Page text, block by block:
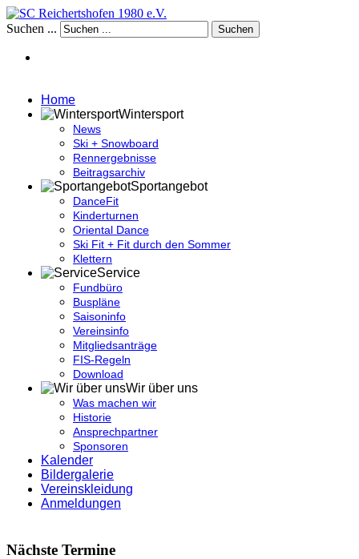
Suchen ... Suchen
Home
Wintersport
News
Ski + Snowboard
Rennergebnisse
Beitragsarchiv
Sportangebot
DanceFit
Kinderturnen
Oriental Dance
Ski Fit + Fit durch den Sommer
Klettern
Service
Fundbüro
Buspläne
Saisoninfo
Vereinsinfo
Mitgliedsanträge
FIS-Regeln
Download
Wir über uns
Was machen wir
Historie
Ansprechpartner
Sponsoren
Kalender
Bildergalerie
Vereinskleidung
Anmeldungen
Nächste Termine